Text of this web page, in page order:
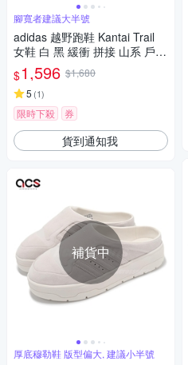
腳寬者建議大半號
adidas 越野跑鞋 Kantai Trail
女鞋 白 黑 緩衝 拼接 山系 戶外
運動鞋 愛迪達 JH6836
$1,596 $1,680
5 (1)
限時下殺 券
貨到通知我
補貨中
厚底穆勒鞋 版型偏大, 建議小半號